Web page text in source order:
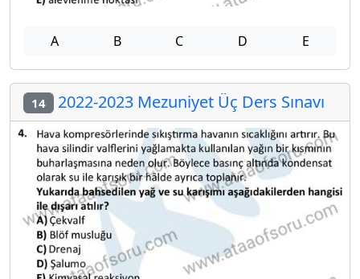
A B C D E
14 2022-2023 Mezuniyet Üç Ders Sınavı